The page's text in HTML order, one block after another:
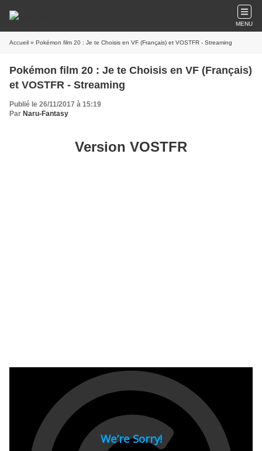
MENU
Accueil » Pokémon film 20 : Je te Choisis en VF (Français) et VOSTFR - Streaming
Pokémon film 20 : Je te Choisis en VF (Français)
et VOSTFR - Streaming
Publié le 26/11/2017 à 15:19
Par Naru-Fantasy
Version VOSTFR